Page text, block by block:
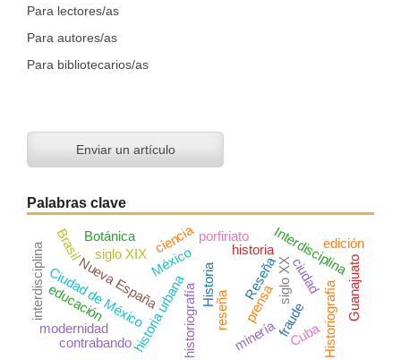
Para lectores/as
Para autores/as
Para bibliotecarios/as
Enviar un artículo
Palabras clave
México Historia
historiografía
siglo XIX
Nueva Españahistoria urbana
historia
reseña
Ciudad de México Reseña
Interdisciplina
ciencia
siglo XX
prensafraude
ciudad
minería
porfiriato
Historiografía
modernidad
Brasil
Guanajuato
contrabando
edición
Cuba
educación
interdisciplina
Botánica